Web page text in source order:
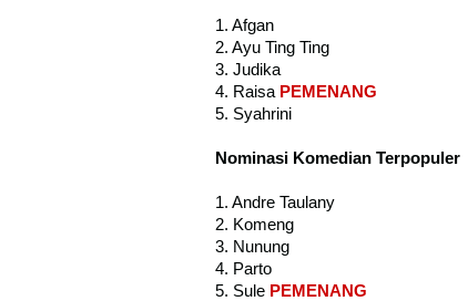
1. Afgan
2. Ayu Ting Ting
3. Judika
4. Raisa PEMENANG
5. Syahrini
Nominasi Komedian Terpopuler
1. Andre Taulany
2. Komeng
3. Nunung
4. Parto
5. Sule PEMENANG